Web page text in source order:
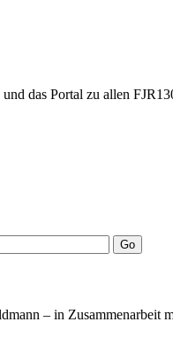
das Portal zu allen
– in Zusammenarbeit